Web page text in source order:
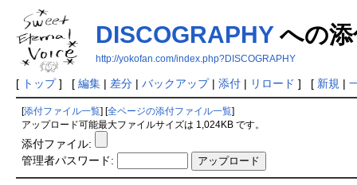
DISCOGRAPHYへの添
http://yokofan.com/index.php?DISCOGRAPHY
[ トップ] [ 編集| 差分| バックアップ| 添付| リロード ] [ 新規 |
添付ファイル一覧 全ページの添付ファイル一覧
アップロード可能最大ファイルサイズは 1,024KB です。
添付ファイル:
管理者パスワード: